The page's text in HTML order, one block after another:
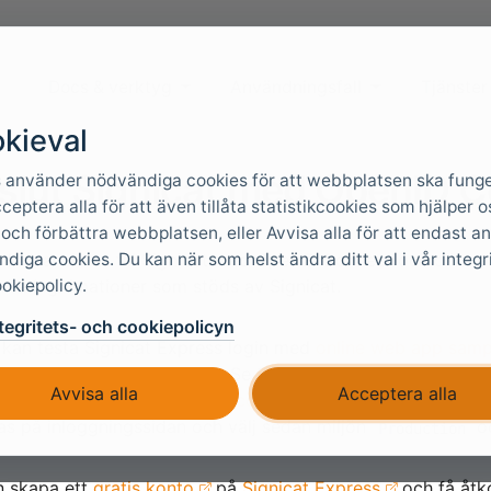
Signicat med OpenID
kan anslutas till Signicat med OpenID Connect och
legitimationer som stöds av Signicat.
testa Signicat Express login med
sedan
. Se Signicat Express sample
control.foxids.com/test-corp
Logga in med e-
på inloggningssidan och välj sedan miljön Production
använder nödvändiga cookies för att webbplatsen ska
alla för att även tillåta statistikcookies som hjälper
förbättra webbplatsen, eller Avvisa alla för att endast
cookies. Du kan när som helst ändra ditt val i vår
och cookiepolicyn
Avvisa alla Acceptera alla